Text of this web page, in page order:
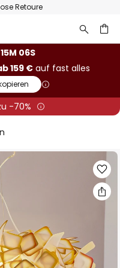
Retoure
05S
159 €auf fast alles
-70%